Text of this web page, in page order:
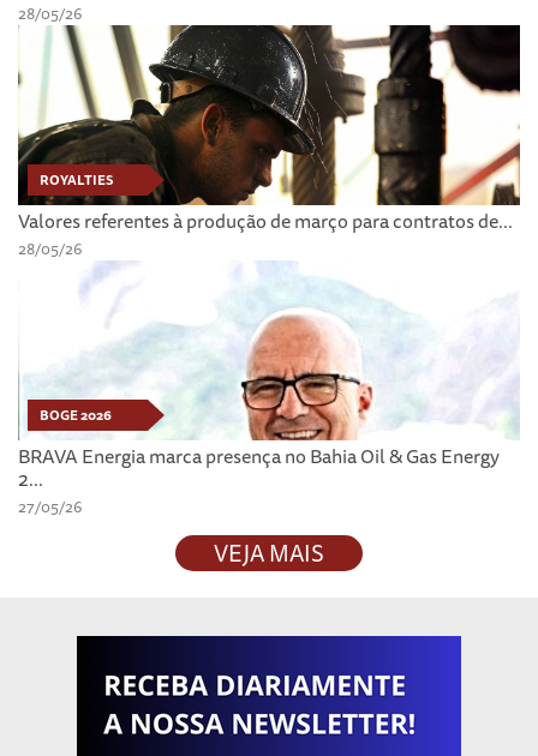
28/05/26
ROYALTIES
Valores referentes à produção de março para contratos de...
28/05/26
BOGE 2026
BRAVA Energia marca presença no Bahia Oil & Gas Energy
2...
27/05/26
VEJA MAIS